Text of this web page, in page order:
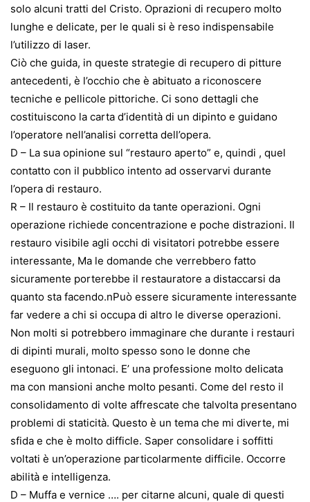
solo alcuni tratti del Cristo. Oprazioni di recupero molto
lunghe e delicate, per le quali si è reso indispensabile
l’utilizzo di laser.
Ciò che guida, in queste strategie di recupero di pitture
antecedenti, è l’occhio che è abituato a riconoscere
tecniche e pellicole pittoriche. Ci sono dettagli che
costituiscono la carta d’identità di un dipinto e guidano
l’operatore nell’analisi corretta dell’opera.
D – La sua opinione sul “restauro aperto” e, quindi , quel
contatto con il pubblico intento ad osservarvi durante
l’opera di restauro.
R – Il restauro è costituito da tante operazioni. Ogni
operazione richiede concentrazione e poche distrazioni. Il
restauro visibile agli occhi di visitatori potrebbe essere
interessante, Ma le domande che verrebbero fatto
sicuramente porterebbe il restauratore a distaccarsi da
quanto sta facendo.nPuò essere sicuramente interessante
far vedere a chi si occupa di altro le diverse operazioni.
Non molti si potrebbero immaginare che durante i restauri
di dipinti murali, molto spesso sono le donne che
eseguono gli intonaci. E’ una professione molto delicata
ma con mansioni anche molto pesanti. Come del resto il
consolidamento di volte affrescate che talvolta presentano
problemi di staticità. Questo è un tema che mi diverte, mi
sfida e che è molto difficle. Saper consolidare i soffitti
voltati è un’operazione particolarmente difficile. Occorre
abilità e intelligenza.
D – Muffa e vernice …. per citarne alcuni, quale di questi